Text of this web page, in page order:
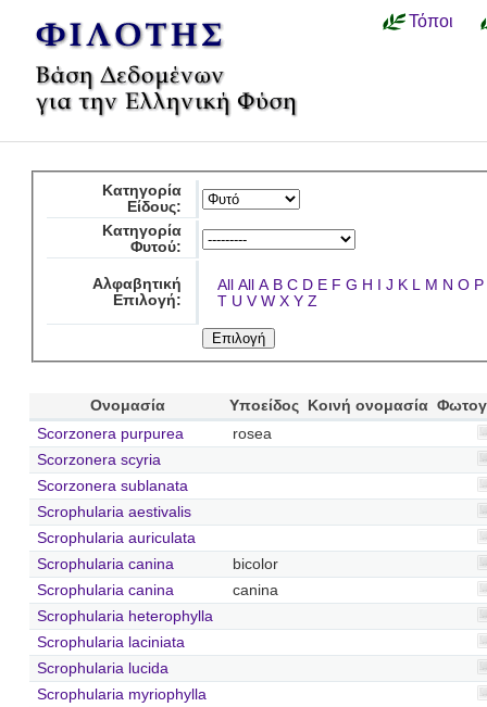
Τόποι
Κατηγορία
Είδους:
Κατηγορία
Φυτού:
Αλφαβητική
Επιλογή:
All All A B C D E F G H I J K L M N O P
T U V W X Y Z
Ονομασία Υποείδος Κοινή ονομασία
Scorzonera purpurea
rosea
Scorzonera scyria
Scorzonera sublanata
Scrophularia aestivalis
Scrophularia auriculata
Scrophularia canina
bicolor
Scrophularia canina
canina
Scrophularia heterophylla
Scrophularia laciniata
Scrophularia lucida
Scrophularia myriophylla